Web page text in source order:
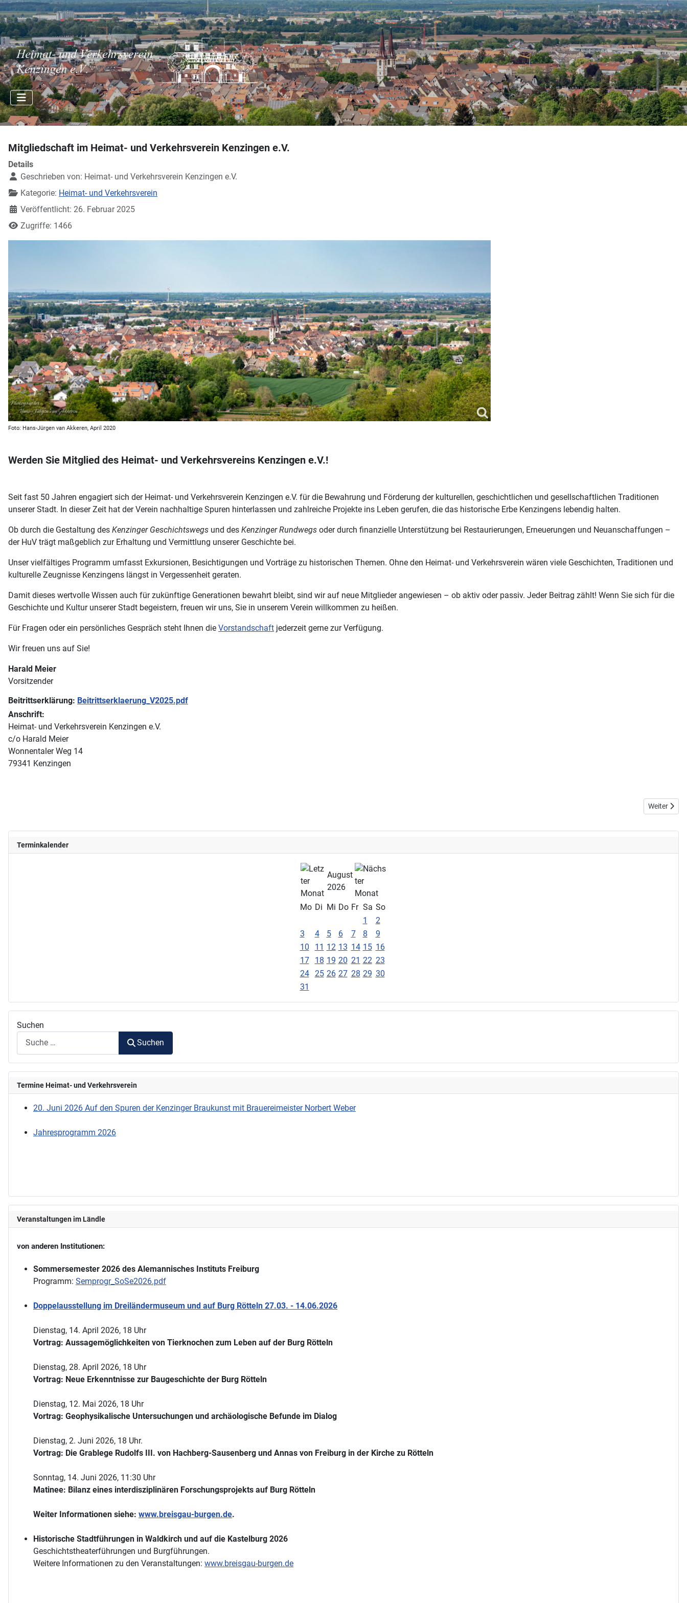
Terminkalender
August
2026
Mo Di Mi Do Fr Sa So
1
2
3
4 5 6 7 8
9
10
11 12 13 14 15 16
17
18 19 20 21 22 23
24
25 26 27 28 29 30
31
Suchen
Suchen
Termine Heimat- und Verkehrsverein
20. Juni 2026 Auf den Spuren der Kenzinger Braukunst mit Brauereimeister Norbert Weber
Jahresprogramm 2026
Veranstaltungen im Ländle
von anderen Institutionen:
Sommersemester 2026 des Alemannisches Instituts Freiburg
Programm: Semprogr_SoSe2026.pdf
Doppelausstellung im Dreiländermuseum und auf Burg Rötteln 27.03. - 14.06.2026
Dienstag, 14. April 2026, 18 Uhr
Vortrag: Aussagemöglichkeiten von Tierknochen zum Leben auf der Burg Rötteln
Dienstag, 28. April 2026, 18 Uhr
Vortrag: Neue Erkenntnisse zur Baugeschichte der Burg Rötteln
Dienstag, 12. Mai 2026, 18 Uhr
Vortrag: Geophysikalische Untersuchungen und archäologische Befunde im Dialog
Dienstag, 2. Juni 2026, 18 Uhr.
Vortrag: Die Grablege Rudolfs III. von Hachberg-Sausenberg und Annas von Freiburg in der Kirche zu Rötteln
Sonntag, 14. Juni 2026, 11:30 Uhr
Matinee: Bilanz eines interdisziplinären Forschungsprojekts auf Burg Rötteln
Weiter Informationen siehe: www.breisgau-burgen.de.
Historische Stadtführungen in Waldkirch und auf die Kastelburg 2026
Geschichtstheaterführungen und Burgführungen.
Weitere Informationen zu den Veranstaltungen: www.breisgau-burgen.de
Mitgliedschaft im Heimat- und Verkehrsverein Kenzingen e.V.
Details
Geschrieben von: Heimat- und Verkehrsverein Kenzingen e.V.
Kategorie: Heimat- und Verkehrsverein
Veröffentlicht: 26. Februar 2025
Zugriffe: 1466
Foto: Hans-Jürgen van Akkeren, April 2020
Werden Sie Mitglied des Heimat- und Verkehrsvereins Kenzingen e.V.!
Seit fast 50 Jahren engagiert sich der Heimat- und Verkehrsverein Kenzingen e.V. für die Bewahrung und Förderung der kulturellen, geschichtlichen und gesellschaftlichen Traditionen
unserer Stadt. In dieser Zeit hat der Verein nachhaltige Spuren hinterlassen und zahlreiche Projekte ins Leben gerufen, die das historische Erbe Kenzingens lebendig halten.
Ob durch die Gestaltung des Kenzinger Geschichtswegs und des Kenzinger Rundwegs oder durch finanzielle Unterstützung bei Restaurierungen, Erneuerungen und Neuanschaffungen –
der HuV trägt maßgeblich zur Erhaltung und Vermittlung unserer Geschichte bei.
Unser vielfältiges Programm umfasst Exkursionen, Besichtigungen und Vorträge zu historischen Themen. Ohne den Heimat- und Verkehrsverein wären viele Geschichten, Traditionen und
kulturelle Zeugnisse Kenzingens längst in Vergessenheit geraten.
Damit dieses wertvolle Wissen auch für zukünftige Generationen bewahrt bleibt, sind wir auf neue Mitglieder angewiesen – ob aktiv oder passiv. Jeder Beitrag zählt! Wenn Sie sich für die
Geschichte und Kultur unserer Stadt begeistern, freuen wir uns, Sie in unserem Verein willkommen zu heißen.
Für Fragen oder ein persönliches Gespräch steht Ihnen die Vorstandschaft jederzeit gerne zur Verfügung.
Wir freuen uns auf Sie!
Harald Meier
Vorsitzender
Beitrittserklärung: Beitrittserklaerung_V2025.pdf
Anschrift:
Heimat- und Verkehrsverein Kenzingen e.V.
c/o Harald Meier
Wonnentaler Weg 14
79341 Kenzingen
Nächster
Weiter